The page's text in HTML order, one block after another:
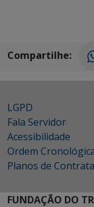
Compartilhe:
LGPD
Fala Servidor
Acessibilidade
Ordem
Planos de
FUNDAÇÃO DO